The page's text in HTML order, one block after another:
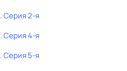
. Серия 2-я
. Серия 4-я
. Серия 5-я